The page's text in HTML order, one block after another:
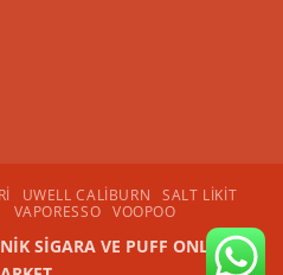
UWELL CALIBURN
SALT LIKIT
VAPORESSO VOOPOO
SİGARA VE PUFF ONLİNE